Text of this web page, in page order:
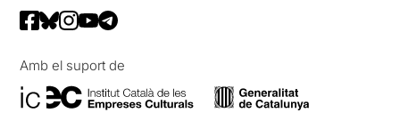
Amb el suport de